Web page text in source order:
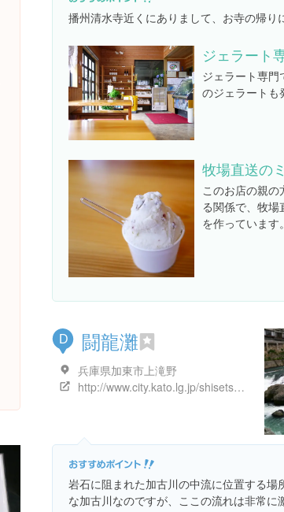
播州清水寺近くにありまして、お寺の帰り
ジェラート
ジェラート専
のジェラートも
牧場直送の
このお店の親
る関係で、牧場
を作っています。
D 闘龍灘
兵庫県加東市上滝野
http://www.city.kato.lg.jp/shisetsujoho/kanko/1457747764613.html
岩石に阻まれた加古川の中流に位置する場
な加古川なのですが、ここの流れは非常に